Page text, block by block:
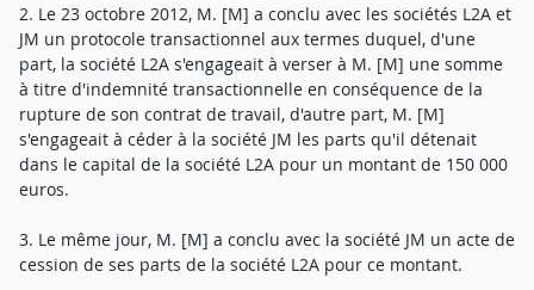
2. Le 23 octobre 2012, M. [M] a conclu avec les sociétés L2A et
JM un protocole transactionnel aux termes duquel, d'une
part, la société L2A s'engageait à verser à M. [M] une somme
à titre d'indemnité transactionnelle en conséquence de la
rupture de son contrat de travail, d'autre part, M. [M]
s'engageait à céder à la société JM les parts qu'il détenait
dans le capital de la société L2A pour un montant de 150 000
euros.
3. Le même jour, M. [M] a conclu avec la société JM un acte de
cession de ses parts de la société L2A pour ce montant.